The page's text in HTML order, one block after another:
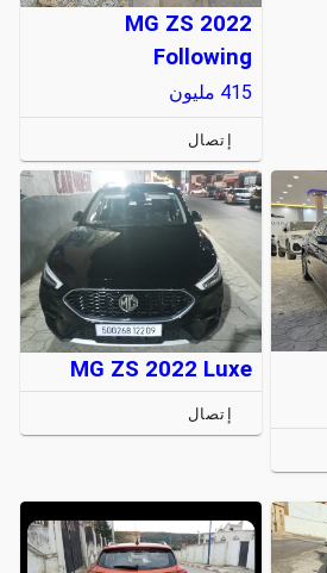
MG ZS 2022
Following
415 مليون
إتصال
MG ZS 2022 Luxe
إتصال